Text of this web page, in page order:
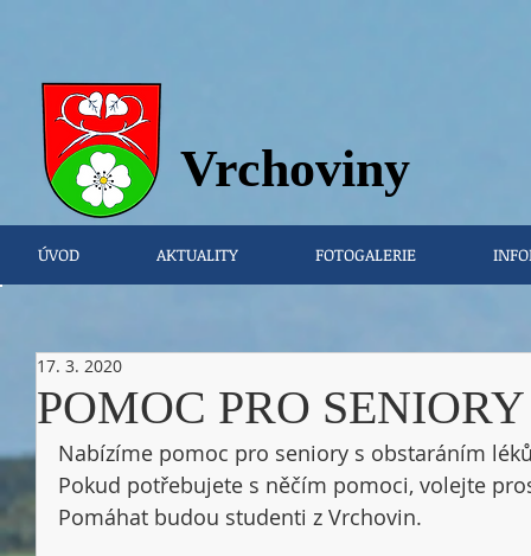
ÚVOD AKTUALITY FOTOGALERIE
Vrchoviny
POMOC PRO SENIORY
17. 3. 2020
Nabízíme pomoc pro seniory s obstaráním
Pokud potřebujete s něčím pomoci, volejte
Pomáhat budou studenti z Vrchovin.